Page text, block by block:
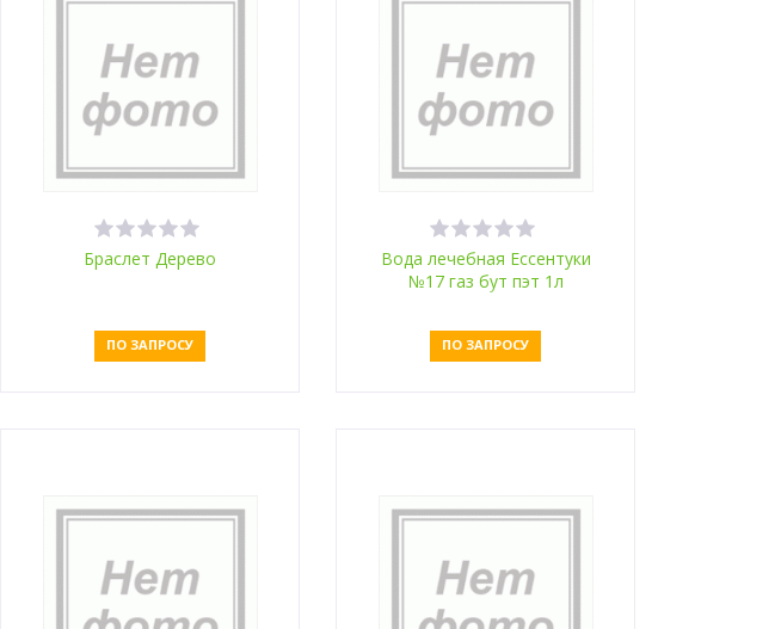
Браслет Дерево
ПО ЗАПРОСУ
Вода лечебная Ессентуки
№17 газ бут пэт 1л
ПО ЗАПРОСУ